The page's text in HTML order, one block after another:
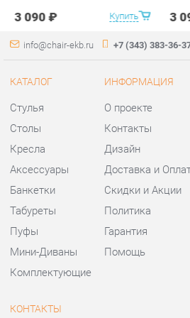
Аксессуары
Табуреты
Пуфы
Мини-Диваны
Комплектующие
Контакты
Доставка и Оплата
Политика
Гарантия
Помощь
Шоурум и склад самовывоза
Адрес: г. Екатеринбург,
ул.Металлургов, 84
Пн - Пт:10:00 - 20:00 (GMT+5)